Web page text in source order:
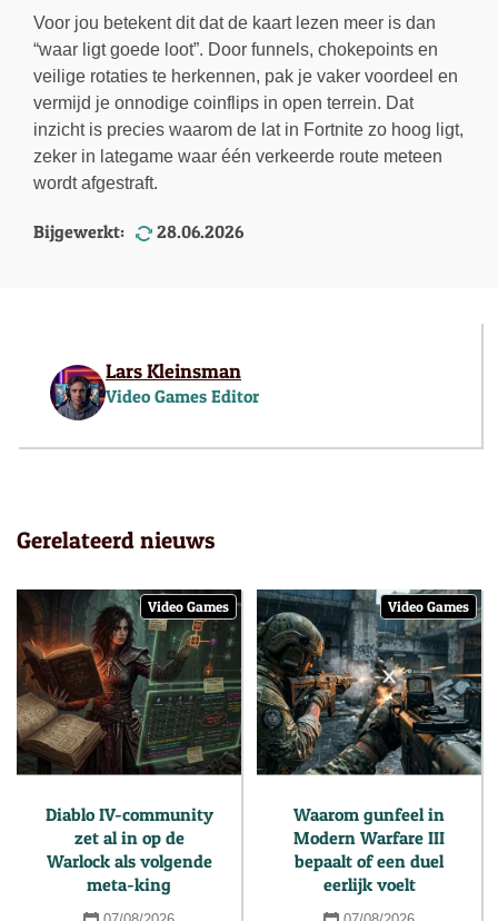
Voor jou betekent dit dat de kaart lezen meer is dan
“waar ligt goede loot”. Door funnels, chokepoints en
veilige rotaties te herkennen, pak je vaker voordeel en
vermijd je onnodige coinflips in open terrein. Dat
inzicht is precies waarom de lat in Fortnite zo hoog ligt,
zeker in lategame waar één verkeerde route meteen
wordt afgestraft.
Bijgewerkt: 28.06.2026
Lars Kleinsman
Video Games Editor
Gerelateerd nieuws
Video Games
Diablo IV-community
zet al in op de
Warlock als volgende
meta-king
Video Games
Waarom gunfeel in
Modern Warfare III
bepaalt of een duel
eerlijk voelt